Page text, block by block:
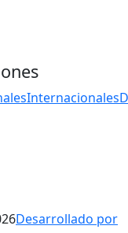
Internacionales
Desarrollado por